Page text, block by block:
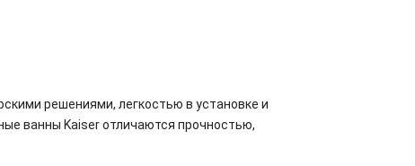
решениями, легкостью в установке и
ванны Kaiser отличаются прочностью,